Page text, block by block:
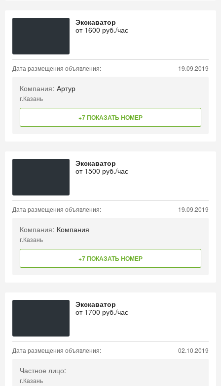
Экскаватор
от 1600 руб./час
Дата размещения объявления: 19.09.2019
Компания: Артур
г.Казань
+7 ПОКАЗАТЬ НОМЕР
Экскаватор
от 1500 руб./час
Дата размещения объявления: 19.09.2019
Компания: Компания
г.Казань
+7 ПОКАЗАТЬ НОМЕР
Экскаватор
от 1700 руб./час
Дата размещения объявления: 02.10.2019
Частное лицо:
г.Казань